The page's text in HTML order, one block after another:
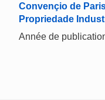
Convençio de
Propriedade
Année de